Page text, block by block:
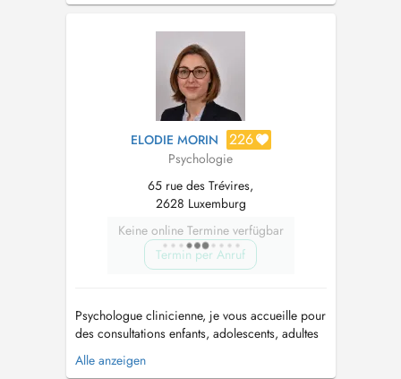
Cette méthode s'appuie sur les connaissances
issues des neurosciences et de la ps...
ELODIE MORIN 226
Psychologie
65 rue des Trévires,
2628 Luxemburg
Keine online Termine verfügbar
Termin per Anruf
Psychologue clinicienne, je vous accueille pour
des consultations enfants, adolescents, adultes
ainsi que pour des soutiens à la parentalité et
des accompagnements en périnatalité. Je vous
Alle anzeigen